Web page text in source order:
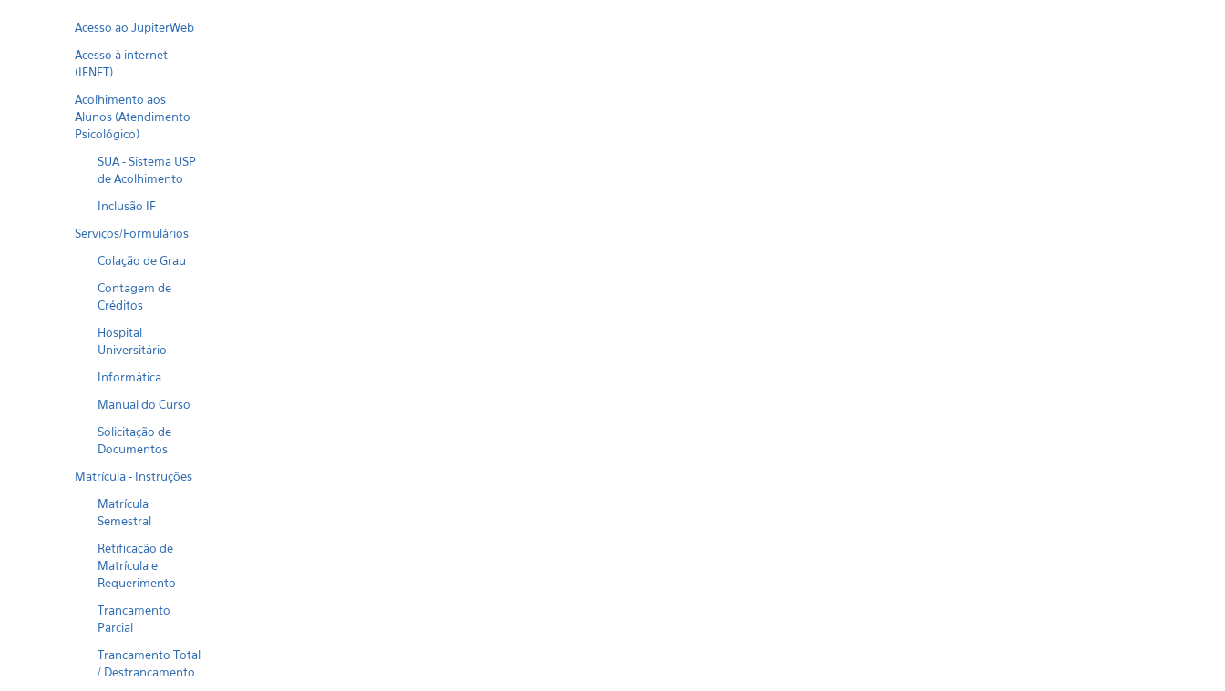
Acesso ao JupiterWeb
Acesso à internet
(IFNET)
Acolhimento aos
Alunos (Atendimento
Psicológico)
SUA - Sistema USP
de Acolhimento
Inclusão IF
Serviços/Formulários
Colação de Grau
Contagem de
Créditos
Hospital
Universitário
Informática
Manual do Curso
Solicitação de
Documentos
Matrícula - Instruções
Matrícula
Semestral
Retificação de
Matrícula e
Requerimento
Trancamento
Parcial
Trancamento Total
/ Destrancamento